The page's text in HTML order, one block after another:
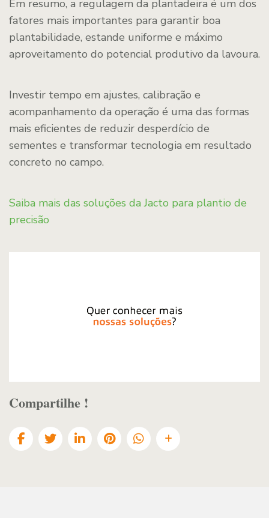
Em resumo, a regulagem da plantadeira é um dos
fatores mais importantes para garantir boa
plantabilidade, estande uniforme e máximo
aproveitamento do potencial produtivo da lavoura.
Investir tempo em ajustes, calibração e
acompanhamento da operação é uma das formas
mais eficientes de reduzir desperdício de
sementes e transformar tecnologia em resultado
concreto no campo.
Saiba mais das soluções da Jacto para plantio de
precisão
Compartilhe !